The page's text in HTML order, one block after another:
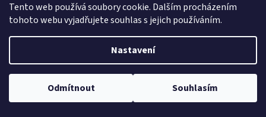
Tento web používá soubory cookie. Dalším procházením
tohoto webu vyjadřujete souhlas s jejich používáním.
Nastavení
Odmítnout Souhlasím